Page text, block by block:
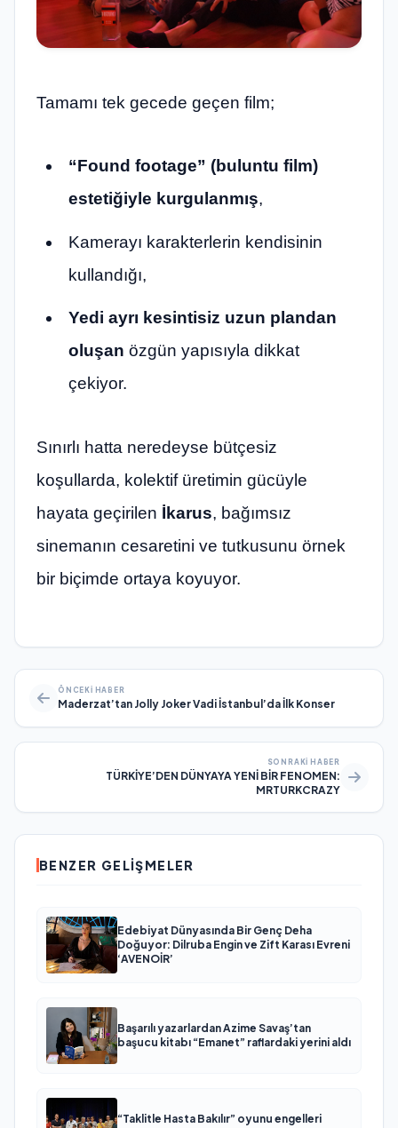
Tamamı tek gecede geçen film;
“Found footage” (buluntu film)
estetiğiyle kurgulanmış,
Kamerayı karakterlerin kendisinin
kullandığı,
Yedi ayrı kesintisiz uzun plandan
oluşan özgün yapısıyla dikkat
çekiyor.
Sınırlı hatta neredeyse bütçesiz
koşullarda, kolektif üretimin gücüyle
hayata geçirilen İkarus, bağımsız
sinemanın cesaretini ve tutkusunu örnek
bir biçimde ortaya koyuyor.
ÖNCEKI HABER
Maderzat’tan Jolly Joker Vadi İstanbul’da İlk Konser
SONRAKI HABER
TÜRKİYE’DEN DÜNYAYA YENİ BİR FENOMEN:
MRTURKCRAZY
BENZER GELIŞMELER
Edebiyat Dünyasında Bir Genç Deha
Doğuyor: Dilruba Engin ve Zift Karası Evreni
‘AVENOİR’
Başarılı yazarlardan Azime Savaş’tan
başucu kitabı “Emanet” raflardaki yerini aldı
“Taklitle Hasta Bakılır” oyunu engelleri